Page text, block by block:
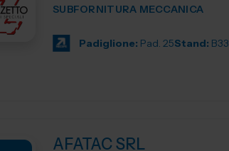
SUBFORNITURA MECCANICA
Padiglione: Pad. 25Stand: B33
AFATAC SRL